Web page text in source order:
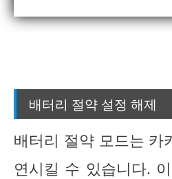
배터리 절약 설정 해제
배터리 절약 모드는 카
연시킬 수 있습니다.